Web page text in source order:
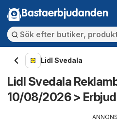
Bastaerbjudanden
Lidl Svedala
Lidl Svedala
10/08/2026 >